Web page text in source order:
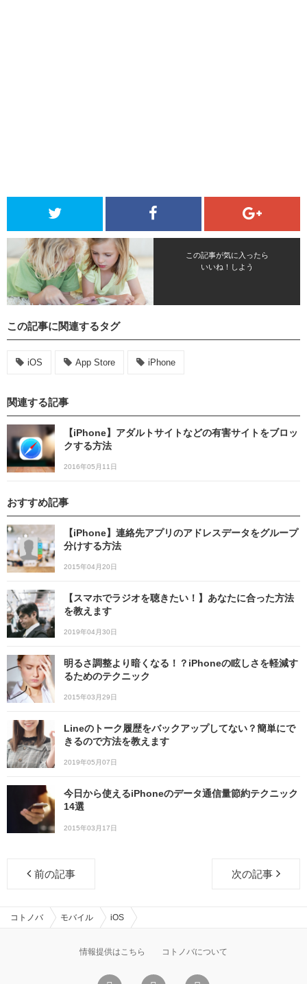
この記事が気に入ったら
いいね！しよう
この記事に関連するタグ
iOS App Store iPhone
関連する記事
【iPhone】アダルトサイトなどの有害サイトをブロッ
クする方法
2016年05月11日
おすすめ記事
【iPhone】連絡先アプリのアドレスデータをグループ
分けする方法
2015年04月20日
【スマホでラジオを聴きたい！】あなたに合った方法
を教えます
2019年04月30日
明るさ調整より暗くなる！？iPhoneの眩しさを軽減す
るためのテクニック
2015年03月29日
Lineのトーク履歴をバックアップしてない？簡単にで
きるので方法を教えます
2019年05月07日
今日から使えるiPhoneのデータ通信量節約テクニック
14選
2015年03月17日
前の記事 次の記事
コトノバ モバイル iOS
情報提供はこちら コトノバについて